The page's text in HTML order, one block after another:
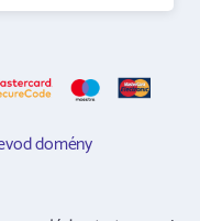
domény